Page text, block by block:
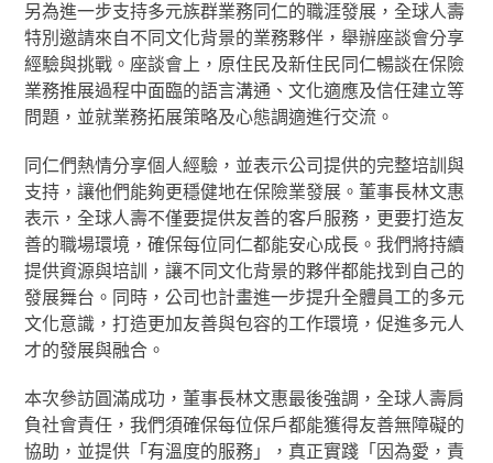
另為進一步支持多元族群業務同仁的職涯發展，全球人壽
特別邀請來自不同文化背景的業務夥伴，舉辦座談會分享
經驗與挑戰。座談會上，原住民及新住民同仁暢談在保險
業務推展過程中面臨的語言溝通、文化適應及信任建立等
問題，並就業務拓展策略及心態調適進行交流。
同仁們熱情分享個人經驗，並表示公司提供的完整培訓與
支持，讓他們能夠更穩健地在保險業發展。董事長林文惠
表示，全球人壽不僅要提供友善的客戶服務，更要打造友
善的職場環境，確保每位同仁都能安心成長。我們將持續
提供資源與培訓，讓不同文化背景的夥伴都能找到自己的
發展舞台。同時，公司也計畫進一步提升全體員工的多元
文化意識，打造更加友善與包容的工作環境，促進多元人
才的發展與融合。
本次參訪圓滿成功，董事長林文惠最後強調，全球人壽肩
負社會責任，我們須確保每位保戶都能獲得友善無障礙的
協助，並提供「有溫度的服務」，真正實踐「因為愛，責